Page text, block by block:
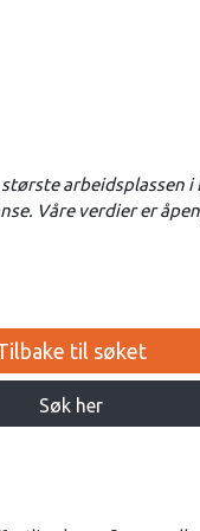
arbeidsplassen
Våre verdier er
til søket
Søk her